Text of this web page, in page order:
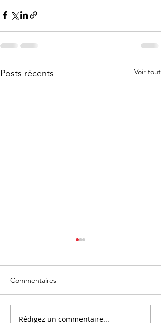
Posts récents Voir tout
On parle du CEDEF dans
Commentaires
Rédigez un commentaire...